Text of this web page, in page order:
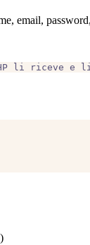
email,
li riceve e